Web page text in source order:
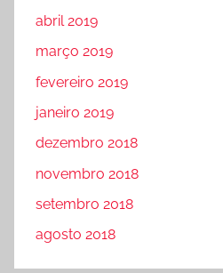
abril 2019
março 2019
fevereiro 2019
janeiro 2019
dezembro 2018
novembro 2018
setembro 2018
agosto 2018